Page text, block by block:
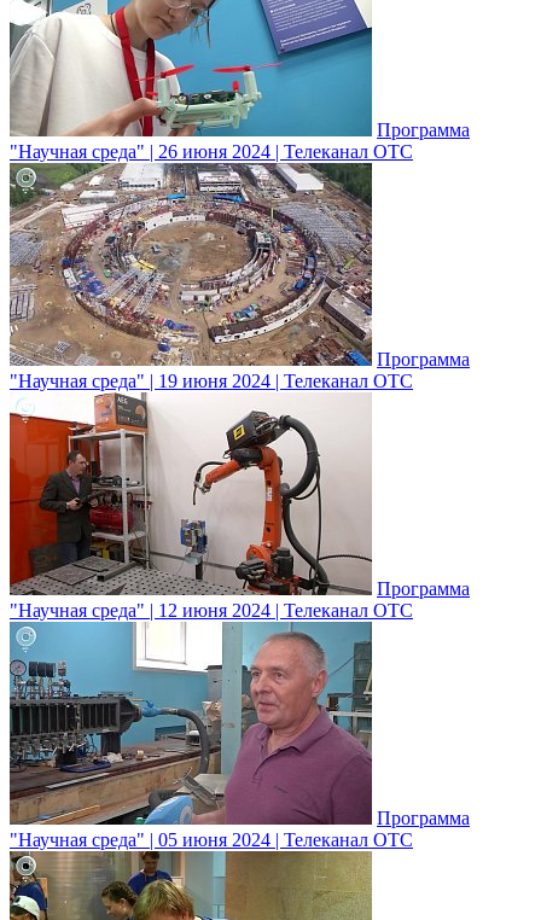
Программа
"Научная среда" | 26 июня 2024 | Телеканал ОТС
Программа
"Научная среда" | 19 июня 2024 | Телеканал ОТС
Программа
"Научная среда" | 12 июня 2024 | Телеканал ОТС
Программа
"Научная среда" | 05 июня 2024 | Телеканал ОТС